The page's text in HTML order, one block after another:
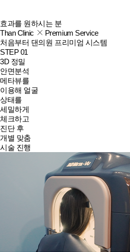
효과를 원하시는 분
Than Clinic
Premium Service
처음부터 댄의원 프리미엄 시스템
STEP 01
3D 정밀
안면분석
메타뷰를
이용해 얼굴
상태를
세밀하게
체크하고
진단 후
개별 맞춤
시술 진행